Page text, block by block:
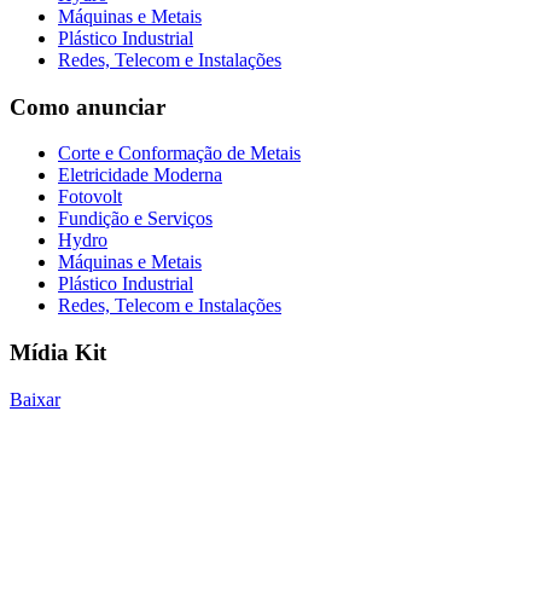
Máquinas e Metais
Plástico Industrial
Redes, Telecom e Instalações
Como anunciar
Corte e Conformação de Metais
Eletricidade Moderna
Fotovolt
Fundição e Serviços
Hydro
Máquinas e Metais
Plástico Industrial
Redes, Telecom e Instalações
Mídia Kit
Baixar